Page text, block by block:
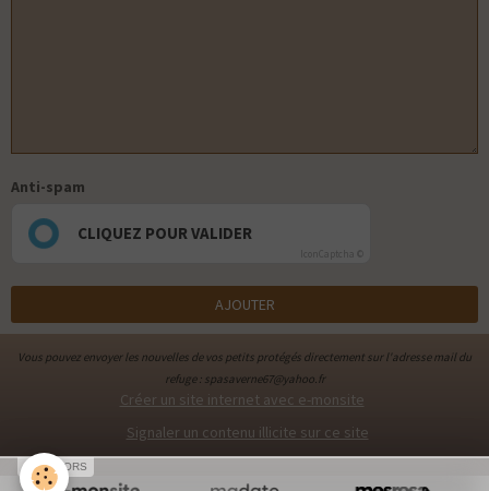
Anti-spam
CLIQUEZ POUR VALIDER
IconCaptcha ©
AJOUTER
Vous pouvez envoyer les nouvelles de vos petits protégés directement sur l'adresse mail du
refuge : spasaverne67@yahoo.fr
Créer un site internet avec e-monsite
Signaler un contenu illicite sur ce site
SPONSORS